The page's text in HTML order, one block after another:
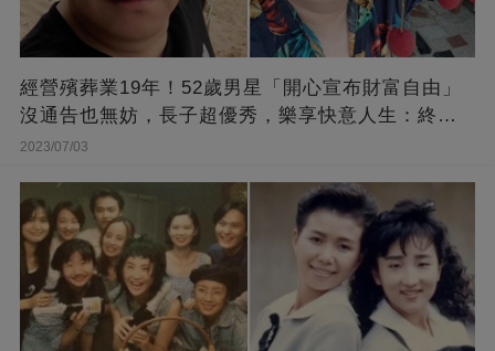
經營殯葬業19年！52歲男星「開心宣布財富自由」
沒通告也無妨，長子超優秀，樂享快意人生：終于
能遊山玩水！
2023/07/03